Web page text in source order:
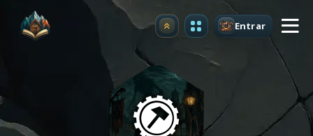
Atualizar Entrar